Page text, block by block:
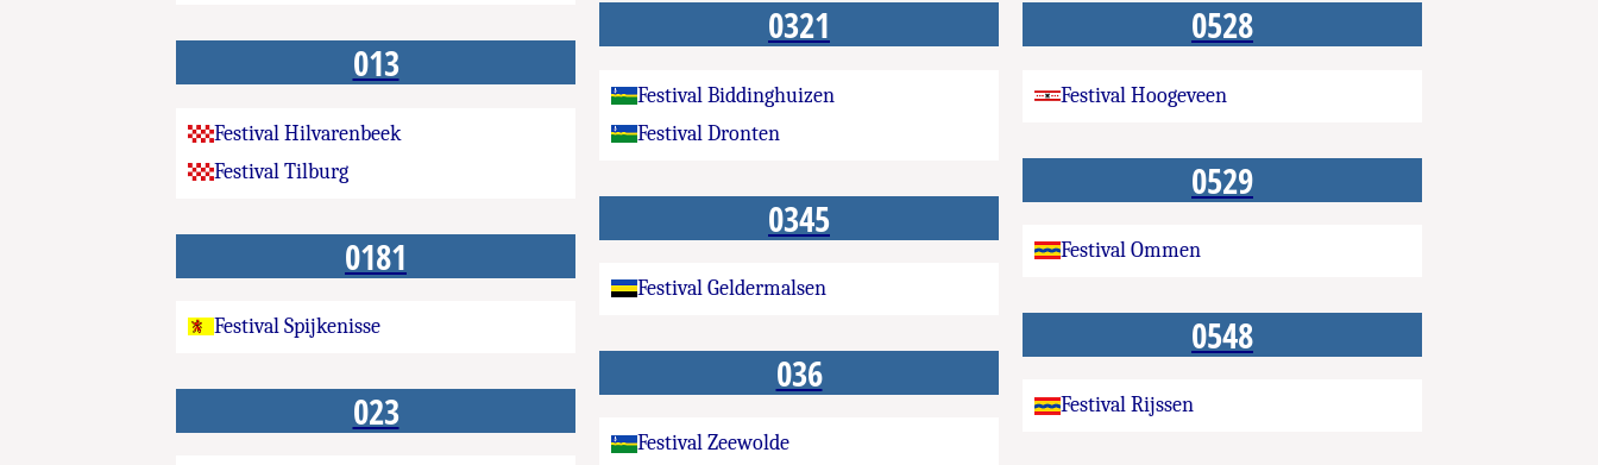
013
Festival Hilvarenbeek
Festival Tilburg
0181
Festival Spijkenisse
023
0321
Festival Biddinghuizen
Festival Dronten
0345
Festival Geldermalsen
036
Festival Zeewolde
0528
Festival Hoogeveen
0529
Festival Ommen
0548
Festival Rijssen